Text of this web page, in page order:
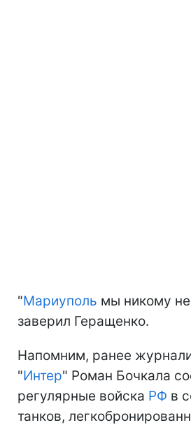
"Мариуполь мы никому
заверил Геращенко.
Напомним, ранее
"Интер" Роман Бочкала
регулярные войска РФ в
танков,